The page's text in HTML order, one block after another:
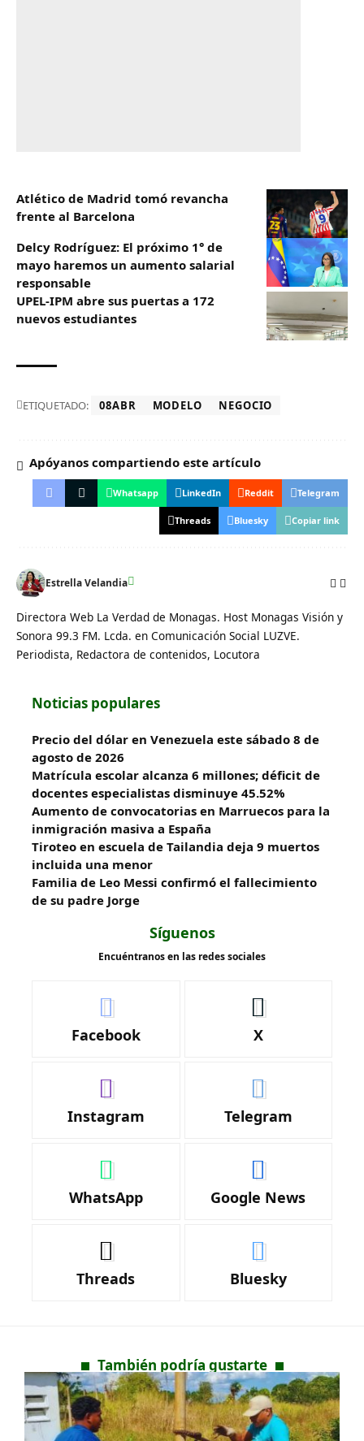
Atlético de Madrid tomó revancha
frente al Barcelona
Delcy Rodríguez: El próximo 1° de
mayo haremos un aumento salarial
responsable
UPEL-IPM abre sus puertas a 172
nuevos estudiantes
ETIQUETADO: 08ABR MODELO NEGOCIO
Apóyanos compartiendo este artículo
Whatsapp LinkedIn Reddit Telegram
Threads Bluesky Copiar link
Estrella Velandia
Directora Web La Verdad de Monagas. Host Monagas Visión y
Sonora 99.3 FM. Lcda. en Comunicación Social LUZVE.
Periodista, Redactora de contenidos, Locutora
Noticias populares
Precio del dólar en Venezuela este sábado 8 de
agosto de 2026
Matrícula escolar alcanza 6 millones; déficit de
docentes especialistas disminuye 45.52%
Aumento de convocatorias en Marruecos para la
inmigración masiva a España
Tiroteo en escuela de Tailandia deja 9 muertos
incluida una menor
Familia de Leo Messi confirmó el fallecimiento
de su padre Jorge
Síguenos
Encuéntranos en las redes sociales
Facebook X
Instagram Telegram
WhatsApp Google News
Threads Bluesky
También podría gustarte